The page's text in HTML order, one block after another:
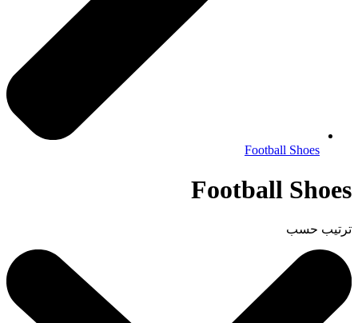
Football Shoes
Football Shoes
ترتيب حسب